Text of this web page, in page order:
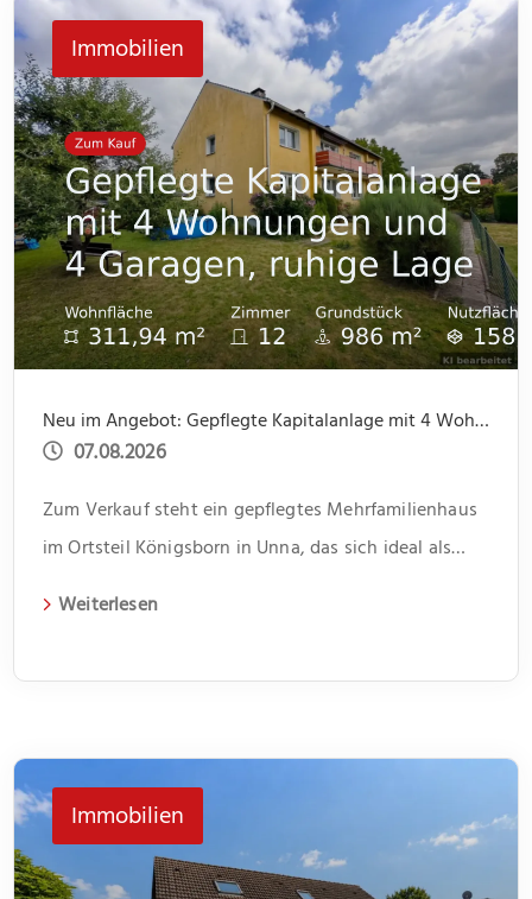
Immobilien
Neu im Angebot: Gepflegte Kapitalanlage mit 4 Wohnungen und 4 Garagen, ruhige Lage
07.08.2026
Zum Verkauf steht ein gepflegtes Mehrfamilienhaus
im Ortsteil Königsborn in Unna, das sich ideal als
[…]
Weiterlesen
Immobilien